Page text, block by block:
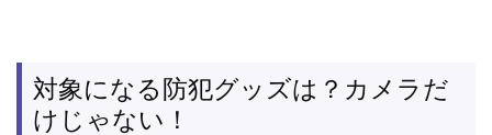
対象になる防犯グッズは？カメラだ
けじゃない！